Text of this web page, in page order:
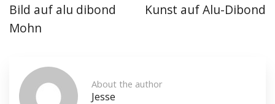
Bild auf alu dibond
Mohn
Kunst auf Alu-Dibond
About the author
Jesse